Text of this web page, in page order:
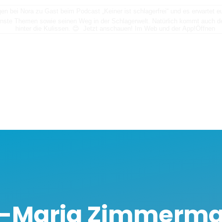
bei Nora zu Gast beim Podcast „Keiner ist schlagerfrei“ und es erwartet
Themen sowie seinen Weg in der Schlagerwelt. Natürlich kommt auch
Maria